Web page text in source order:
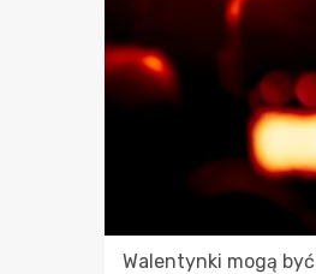
Walentynki mogą